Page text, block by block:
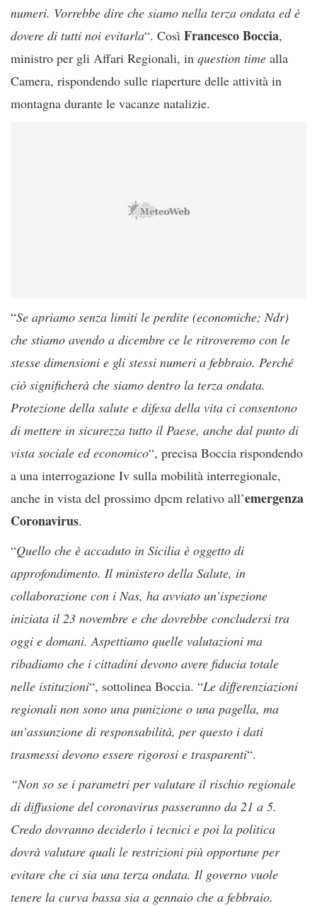
numeri. Vorrebbe dire che siamo nella terza ondata ed è
dovere di tutti noi evitarla“. Così Francesco Boccia,
ministro per gli Affari Regionali, in question time alla
Camera, rispondendo sulle riaperture delle attività in
montagna durante le vacanze natalizie.
“Se apriamo senza limiti le perdite (economiche; Ndr)
che stiamo avendo a dicembre ce le ritroveremo con le
stesse dimensioni e gli stessi numeri a febbraio. Perché
ciò significherà che siamo dentro la terza ondata.
Protezione della salute e difesa della vita ci consentono
di mettere in sicurezza tutto il Paese, anche dal punto di
vista sociale ed economico“, precisa Boccia rispondendo
a una interrogazione Iv sulla mobilità interregionale,
anche in vista del prossimo dpcm relativo all’emergenza
Coronavirus.
“Quello che è accaduto in Sicilia è oggetto di
approfondimento. Il ministero della Salute, in
collaborazione con i Nas, ha avviato un’ispezione
iniziata il 23 novembre e che dovrebbe concludersi tra
oggi e domani. Aspettiamo quelle valutazioni ma
ribadiamo che i cittadini devono avere fiducia totale
nelle istituzioni“, sottolinea Boccia. “Le differenziazioni
regionali non sono una punizione o una pagella, ma
un’assunzione di responsabilità, per questo i dati
trasmessi devono essere rigorosi e trasparenti“.
“Non so se i parametri per valutare il rischio regionale
di diffusione del coronavirus passeranno da 21 a 5.
Credo dovranno deciderlo i tecnici e poi la politica
dovrà valutare quali le restrizioni più opportune per
evitare che ci sia una terza ondata. Il governo vuole
tenere la curva bassa sia a gennaio che a febbraio.